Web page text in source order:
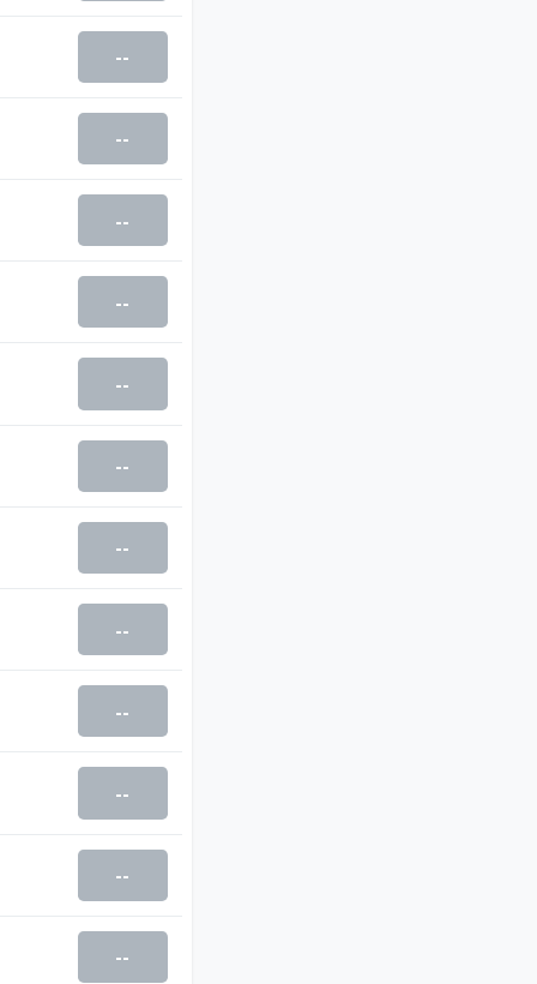
--
--
--
--
--
--
--
--
--
--
--
--